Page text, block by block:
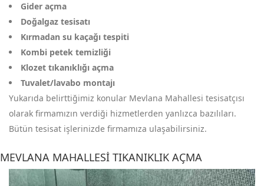
Gider açma
Doğalgaz tesisatı
Kırmadan su kaçağı tespiti
Kombi petek temizliği
Klozet tıkanıklığı açma
Tuvalet/lavabo montajı
Yukarıda belirttiğimiz konular Mevlana Mahallesi tesisatçısı
olarak firmamızın verdiği hizmetlerden yanlızca bazılıları.
Bütün tesisat işlerinizde firmamıza ulaşabilirsiniz.
MEVLANA MAHALLESI TIKANIKLIK AÇMA